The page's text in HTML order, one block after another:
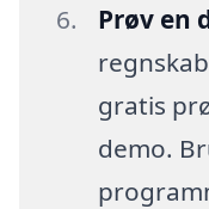
Prøv en
gratis
demo.